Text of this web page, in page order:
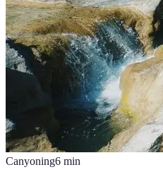
Canyoning6 min